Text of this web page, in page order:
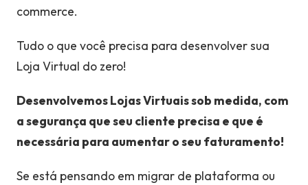
commerce.
Tudo o que você precisa para desenvolver sua
Loja Virtual do zero!
Desenvolvemos Lojas Virtuais sob medida, com
a segurança que seu cliente precisa e que é
necessária para aumentar o seu faturamento!
Se está pensando em migrar de plataforma ou